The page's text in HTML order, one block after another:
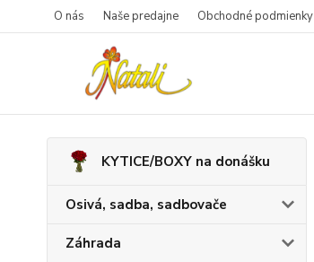
O nás Naše predajne Obchodné podmienky
KYTICE/BOXY na donášku
Osivá, sadba, sadbovače
Záhrada